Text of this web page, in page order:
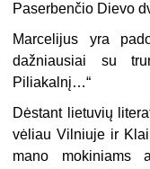
Paserbenčio Dievo
Marcelijus yra
dažniausiai su
Piliakalnį…“
Dėstant lietuvių
vėliau Vilniuje ir
mano mokiniams